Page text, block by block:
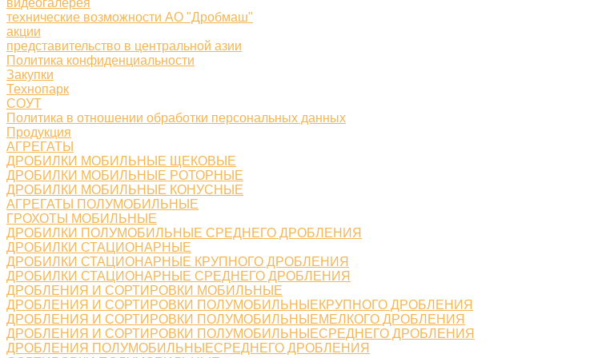
видеогалерея
технические возможности АО "Дробмаш"
акции
представительство в центральной азии
Политика конфиденциальности
Закупки
Технопарк
СОУТ
Политика в отношении обработки персональных данных
Продукция
АГРЕГАТЫ
ДРОБИЛКИ МОБИЛЬНЫЕ ЩЕКОВЫЕ
ДРОБИЛКИ МОБИЛЬНЫЕ РОТОРНЫЕ
ДРОБИЛКИ МОБИЛЬНЫЕ КОНУСНЫЕ
АГРЕГАТЫ ПОЛУМОБИЛЬНЫЕ
ГРОХОТЫ МОБИЛЬНЫЕ
ДРОБИЛКИ ПОЛУМОБИЛЬНЫЕ СРЕДНЕГО ДРОБЛЕНИЯ
ДРОБИЛКИ СТАЦИОНАРНЫЕ
ДРОБИЛКИ СТАЦИОНАРНЫЕ КРУПНОГО ДРОБЛЕНИЯ
ДРОБИЛКИ СТАЦИОНАРНЫЕ СРЕДНЕГО ДРОБЛЕНИЯ
ДРОБЛЕНИЯ И СОРТИРОВКИ МОБИЛЬНЫЕ
ДРОБЛЕНИЯ И СОРТИРОВКИ ПОЛУМОБИЛЬНЫЕКРУПНОГО ДРОБЛЕНИЯ
ДРОБЛЕНИЯ И СОРТИРОВКИ ПОЛУМОБИЛЬНЫЕМЕЛКОГО ДРОБЛЕНИЯ
ДРОБЛЕНИЯ И СОРТИРОВКИ ПОЛУМОБИЛЬНЫЕСРЕДНЕГО ДРОБЛЕНИЯ
ДРОБЛЕНИЯ ПОЛУМОБИЛЬНЫЕСРЕДНЕГО ДРОБЛЕНИЯ